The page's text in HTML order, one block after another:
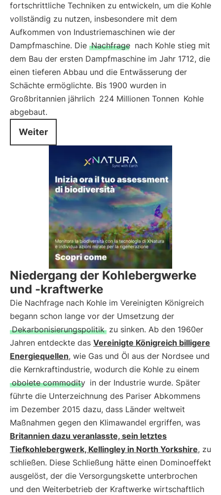
fortschrittliche Techniken zu entwickeln, um die Kohle
vollständig zu nutzen, insbesondere mit dem
Aufkommen von Industriemaschinen wie der
Dampfmaschine. Die Nachfrage nach Kohle stieg mit
dem Bau der ersten Dampfmaschine im Jahr 1712, die
einen tieferen Abbau und die Entwässerung der
Schächte ermöglichte. Bis 1900 wurden in
Großbritannien jährlich 224 Millionen Tonnen Kohle
abgebaut.
Weiter
Niedergang der Kohlebergwerke
und -kraftwerke
Die Nachfrage nach Kohle im Vereinigten Königreich
begann schon lange vor der Umsetzung der
Dekarbonisierungspolitik zu sinken. Ab den 1960er
Jahren entdeckte das Vereinigte Königreich billigere
Energiequellen, wie Gas und Öl aus der Nordsee und
die Kernkraftindustrie, wodurch die Kohle zu einem
obolete commodity in der Industrie wurde. Später
führte die Unterzeichnung des Pariser Abkommens
im Dezember 2015 dazu, dass Länder weltweit
Maßnahmen gegen den Klimawandel ergriffen, was
Britannien dazu veranlasste, sein letztes
Tiefkohlebergwerk, Kellingley in North Yorkshire, zu
schließen. Diese Schließung hätte einen Dominoeffekt
ausgelöst, der die Versorgungskette unterbrochen
und den Weiterbetrieb der Kraftwerke wirtschaftlich